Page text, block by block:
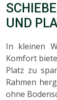
UND
In kleinen
Komfort
Platz zu
Rahmen
ohne